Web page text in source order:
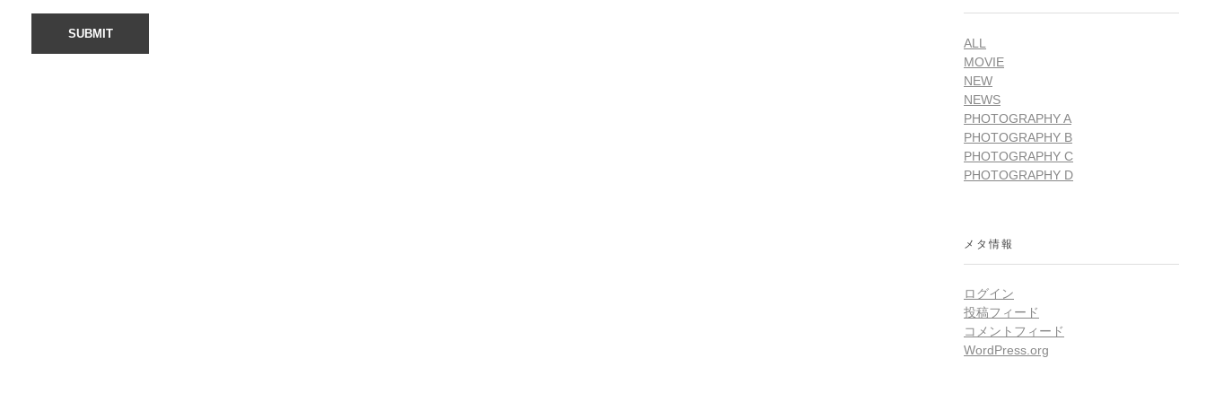
ALL
MOVIE
NEW
NEWS
PHOTOGRAPHY A
PHOTOGRAPHY B
PHOTOGRAPHY C
PHOTOGRAPHY D
メタ情報
ログイン
投稿フィード
コメントフィード
WordPress.org